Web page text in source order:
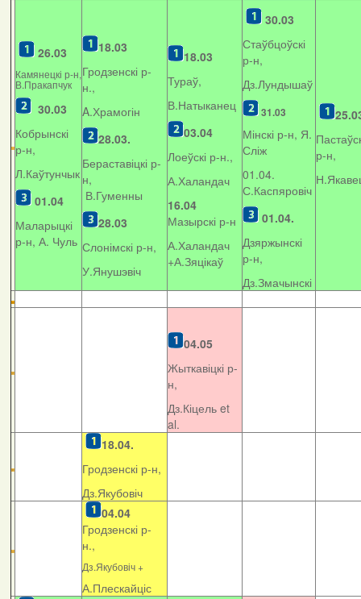
26.03
Камянецкі р-н,
В.Пракапчук
30.03
Кобрынскі
р-н,
Л.Каўтунчык
01.04
Маларыцкі
р-н, А. Чуль
18.03
Гродзенскі р-
н.,
A.Храмогін
28.03.
Бераставіцкі р-
н,
В.Гуменны
28.03
Слонімскі р-н,
У.Янушэвіч
18.03
Тураў,
В.Натыканец
03.04
Лоеўскі р-н.,
А.Халандач
16.04
Мазырскі р-н
А.Халандач
+А.Зяцікаў
30.03
Стаўбцоўскі
р-н,
Дз.Лундышаў
31.03
Мінскі р-н, Я.
Сліж
01.04.
С.Каспяровіч
01.04.
Дзяржынскі
р-н,
Дз.Змачынскі
р-н,
04.05
Жыткавіцкі р-
н,
Дз.Кіцель et
al.
18.04.
Гродзенскі р-н,
Дз.Якубовіч
04.04
Гродзенскі р-
н.,
Дз.Якубовіч +
А.Плескайціс